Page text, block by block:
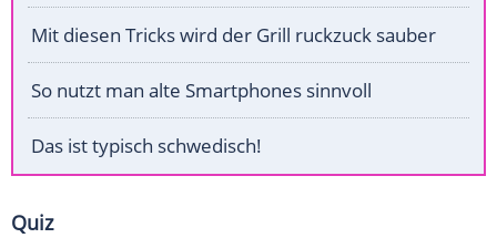
Mit diesen Tricks wird der Grill ruckzuck sauber
So nutzt man alte Smartphones sinnvoll
Das ist typisch schwedisch!
Quiz